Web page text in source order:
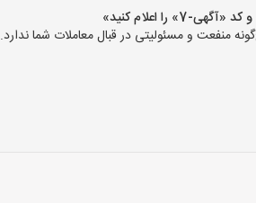
اعلام کنید»
منفعت و مسئولیتی در قبال معاملات شما ندارد.